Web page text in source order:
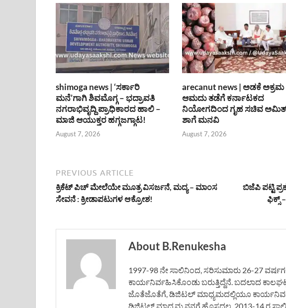
shimoga news | ‘ಸರ್ಕಾರಿ
ಮನೆ’ಗಾಗಿ ಶಿವಮೊಗ್ಗ – ಭದ್ರಾವತಿ
ನಗರಾಭಿವೃದ್ದಿ ಪ್ರಾಧಿಕಾರದ ಹಾಲಿ –
ಮಾಜಿ ಆಯುಕ್ತರ ಹಗ್ಗಜಗ್ಗಾಟ!
August 7, 2026
arecanut news | ಅಡಕೆ ಅಕ್ರಮ
ಆಮದು ತಡೆಗೆ ಕರ್ನಾಟಕದ
ನಿಯೋಗದಿಂದ ಗೃಹ ಸಚಿವ
ಶಾಗೆ ಮನವಿ
August 7, 2026
PREVIOUS ARTICLE
ಕ್ರಿಕೆಟ್ ಪಿಚ್ ಮೇಲೆಯೇ ಮೂತ್ರ ವಿಸರ್ಜನೆ, ಮದ್ಯ – ಮಾಂಸ
ಸೇವನೆ : ಕ್ರೀಡಾಪಟುಗಳ ಆಕ್ರೋಶ!
ಬಿಜೆಪಿ ಪಟ್ಟಿ
ಫಿಕ್ಸ್
About B.Renukesha
1997-98 ನೇ ಸಾಲಿನಿಂದ, ಸರಿಸುಮಾರು 26-27
ಕಾರ್ಯನಿರ್ವಹಿಸಿಕೊಂಡು ಬರುತ್ತಿದ್ದೆನೆ. ಬದಲಾದ
ಜೊತೆಜೊತೆಗೆ, ಡಿಜಿಟಲ್ ಮಾಧ್ಯಮದಲ್ಲಿಯೂ
ಡಿಜಿಟಲ್ ಮಾಧ್ಯಮ ನನಗೆ ಹೊಸದಲ್ಲ. 2013-14 ರ